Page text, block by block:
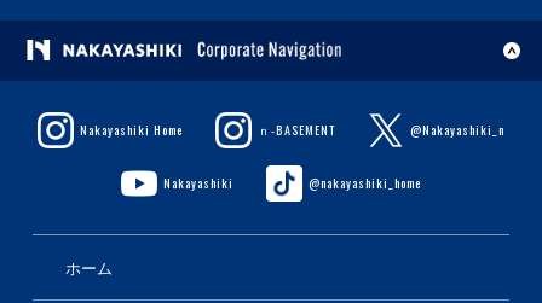
Nakayashiki Home ｎ-BASEMENT @Nakayashiki_n
Nakayashiki @nakayashiki_home
ホーム